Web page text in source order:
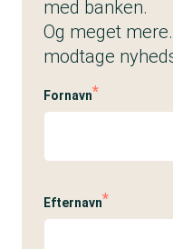
med banken.
Og meget
modtage
Fornavn
Efternavn